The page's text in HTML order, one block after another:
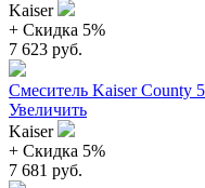
Kaiser
+ Cкидка 5%
7 623 руб.
Смеситель Kaiser County
Увеличить
Kaiser
+ Cкидка 5%
7 681 руб.